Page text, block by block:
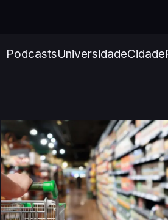
PodcastsUniversidadeCidade